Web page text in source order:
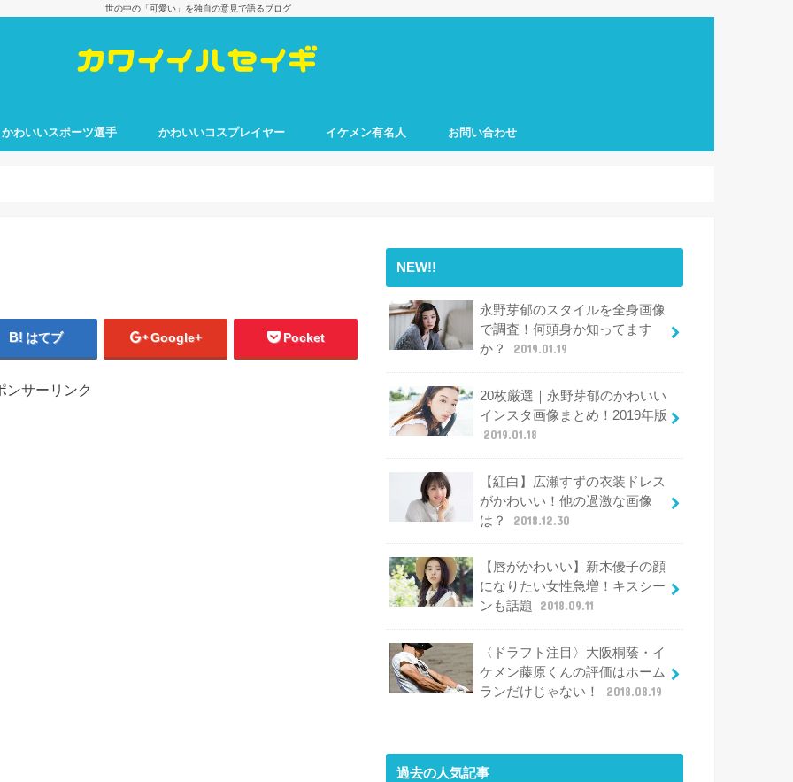
世の中の「可愛い」を独自の意見で語るブログ
かわいいスポーツ選手 かわいいコスプレイヤー イケメン有名人 お問い合わせ
はてブ Google+ Pocket
ンサーリンク
NEW!!
永野芽郁のスタイルを全身画像
で調査！何頭身か知ってます
か？
2019.01.19
20枚厳選｜永野芽郁のかわいい
インスタ画像まとめ！2019年版
2019.01.18
【紅白】広瀬すずの衣装ドレス
がかわいい！他の過激な画像
は？
2018.12.30
【唇がかわいい】新木優子の顔
になりたい女性急増！キスシー
ンも話題
2018.09.11
〈ドラフト注目〉大阪桐蔭・イ
ケメン藤原くんの評価はホーム
ランだけじゃない！
2018.08.19
過去の人気記事